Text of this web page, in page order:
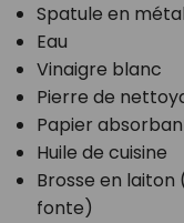
Spatule en
Eau
Vinaigre blanc
Pierre de
Papier
Huile de cuisine
Brosse en
fonte)